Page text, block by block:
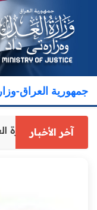
جمهورية العراق-
آخر الأخباروكيل